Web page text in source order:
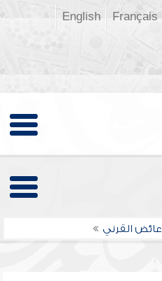
Français
English
عائض القرني